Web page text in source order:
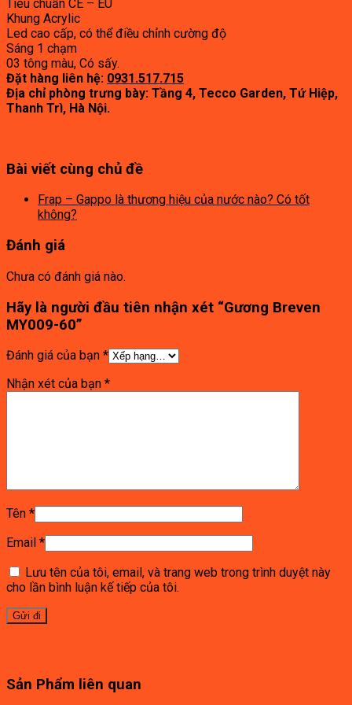
Tiêu chuẩn CE – EU
Khung Acrylic
Led cao cấp, có thểđiều chỉnh cường độ
Sáng 1 chạm
03 tông màu, Có sấy.
Đặt hàng liên hệ: 0931.517.715
Địa chỉ phòng trưng bày: Tầng 4, Tecco Garden, Tứ Hiệp,
Thanh Trì, Hà Nội.
Bài viết cùng chủ đề
Frap – Gappo là thương hiệu của nước nào? Có tốt
không?
Đánh giá
Chưa có đánh giá nào.
Hãy là người đầu tiên nhận xét “Gương Breven
MY009-60”
Đánh giá của bạn *
Nhận xét của bạn *
Tên *
Email *
Lưu tên của tôi, email, và trang web trong trình duyệt này
cho lần bình luận kế tiếp của tôi.
Sản Phẩm liên quan